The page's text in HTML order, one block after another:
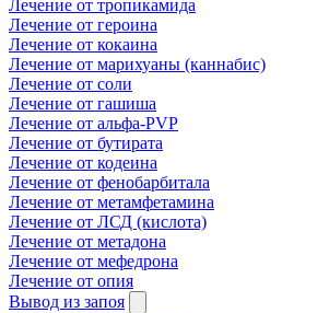
Лечение от тропикамида
Лечение от героина
Лечение от кокаина
Лечение от марихуаны (каннабис)
Лечение от соли
Лечение от гашиша
Лечение от альфа-PVP
Лечение от бутирата
Лечение от кодеина
Лечение от фенобарбитала
Лечение от метамфетамина
Лечение от ЛСД (кислота)
Лечение от метадона
Лечение от мефедрона
Лечение от опия
Вывод из запоя